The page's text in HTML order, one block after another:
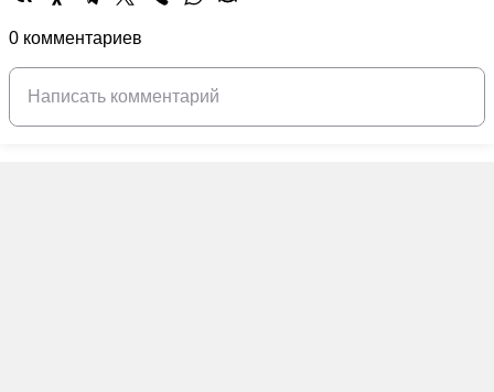
0 комментариев